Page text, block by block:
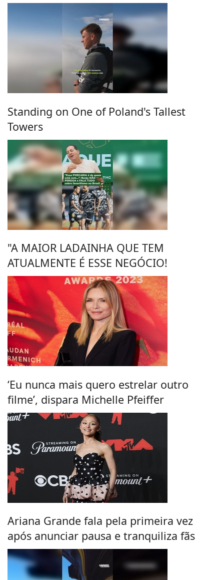
Standing on One of Poland's Tallest
Towers
"A MAIOR LADAINHA QUE TEM
ATUALMENTE É ESSE NEGÓCIO!
‘Eu nunca mais quero estrelar outro
filme’, dispara Michelle Pfeiffer
Ariana Grande fala pela primeira vez
após anunciar pausa e tranquiliza fãs